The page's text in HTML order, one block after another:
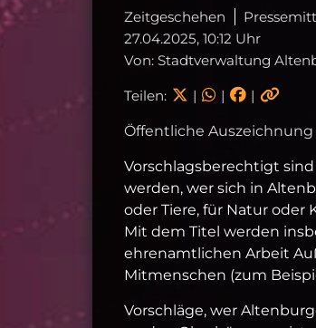
Zeitgeschehen
27.04.2025, 10:12 Uhr
Von: Stadtverwaltung
Teilen: | | |
Öffentliche
Vorschlagsberechtigt
werden, wer sich in
oder Tiere, für Natur
Mit dem Titel werden
ehrenamtlichen Arbeit
Mitmenschen (zum
Vorschläge, wer